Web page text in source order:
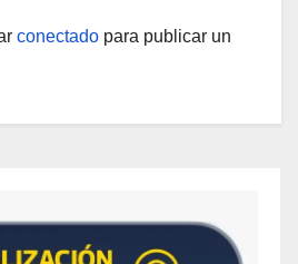
conectado para publicar un